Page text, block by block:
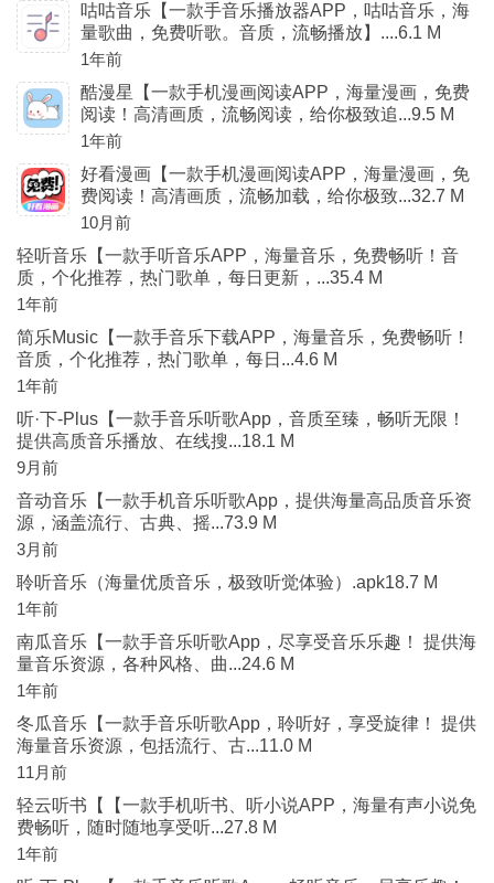
咕咕音乐【一款手音乐播放器APP，咕咕音乐，海
量歌曲，免费听歌。音质，流畅播放】....6.1 M
1年前
酷漫星【一款手机漫画阅读APP，海量漫画，免费
阅读！高清画质，流畅阅读，给你极致追...9.5 M
1年前
好看漫画【一款手机漫画阅读APP，海量漫画，免
费阅读！高清画质，流畅加载，给你极致...32.7 M
10月前
轻听音乐【一款手听音乐APP，海量音乐，免费畅听！音
质，个化推荐，热门歌单，每日更新，...35.4 M
1年前
简乐Music【一款手音乐下载APP，海量音乐，免费畅听！
音质，个化推荐，热门歌单，每日...4.6 M
1年前
听·下-Plus【一款手音乐听歌App，音质至臻，畅听无限！
提供高质音乐播放、在线搜...18.1 M
9月前
音动音乐【一款手机音乐听歌App，提供海量高品质音乐资
源，涵盖流行、古典、摇...73.9 M
3月前
聆听音乐（海量优质音乐，极致听觉体验）.apk18.7 M
1年前
南瓜音乐【一款手音乐听歌App，尽享受音乐乐趣！ 提供海
量音乐资源，各种风格、曲...24.6 M
1年前
冬瓜音乐【一款手音乐听歌App，聆听好，享受旋律！ 提供
海量音乐资源，包括流行、古...11.0 M
11月前
轻云听书【【一款手机听书、听小说APP，海量有声小说免
费畅听，随时随地享受听...27.8 M
1年前